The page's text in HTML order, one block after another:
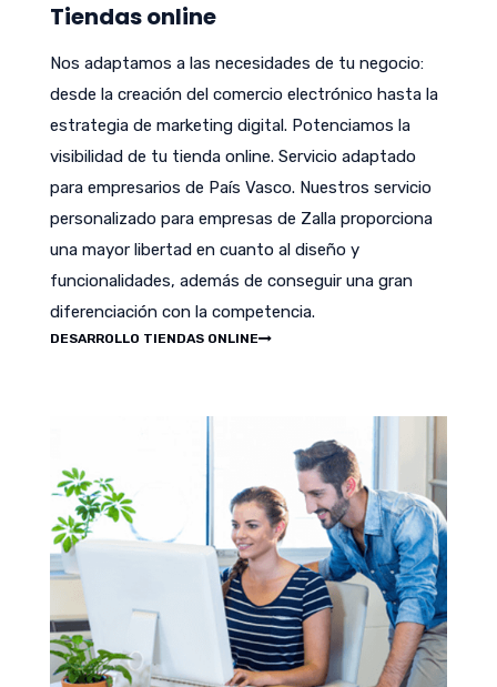
Tiendas online
Nos adaptamos a las necesidades de tu negocio:
desde la creación del comercio electrónico hasta la
estrategia de marketing digital. Potenciamos la
visibilidad de tu tienda online. Servicio adaptado
para empresarios de País Vasco. Nuestros servicio
personalizado para empresas de Zalla proporciona
una mayor libertad en cuanto al diseño y
funcionalidades, además de conseguir una gran
diferenciación con la competencia.
DESARROLLO TIENDAS ONLINE